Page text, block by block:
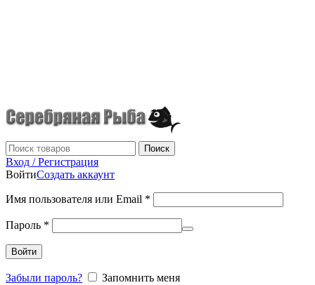
Поиск
Вход / Регистрация
ВойтиСоздать аккаунт
Имя пользователя или Email *
Пароль *
Войти
Забыли пароль?
Запомнить меня